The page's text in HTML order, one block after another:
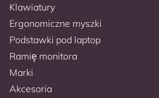
Klawiatury
Ergonomiczne myszki
Podstawki pod laptop
Ramię monitora
Marki
Akcesoria